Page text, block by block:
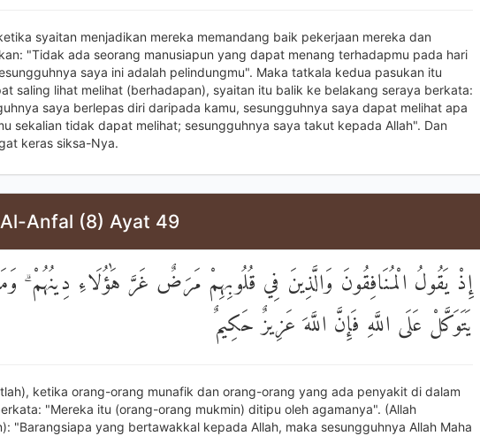
syaitan menjadikan mereka memandang baik pekerjaan mereka dan
"Tidak ada seorang manusiapun yang dapat menang terhadapmu pada hari
saya ini adalah pelindungmu". Maka tatkala kedua pasukan itu
saling lihat melihat (berhadapan), syaitan itu balik ke belakang seraya berkata:
saya berlepas diri daripada kamu, sesungguhnya saya dapat melihat apa
sekalian tidak dapat melihat; sesungguhnya saya takut kepada Allah". Dan
keras siksa-Nya.
Anfal (8) Ayat 49
إِذْ يَقُولُ الْمُنَافِقُونَ وَالَّذِينَ فِي قُلُوبِهِمْ مَرَضٌ غَرَّ هَٰؤُلَاءِ دِينُهُمْ
يَتَوَكَّلْ عَلَى اللَّهِ فَإِنَّ اللَّهَ عَزِيزٌ حَكِيمٌ
ketika orang-orang munafik dan orang-orang yang ada penyakit di dalam
"Mereka itu (orang-orang mukmin) ditipu oleh agamanya". (Allah
"Barangsiapa yang bertawakkal kepada Allah, maka sesungguhnya Allah Maha